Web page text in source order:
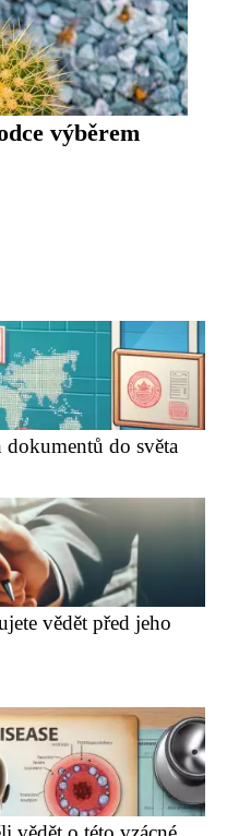
výběrem
dokumentů do světa
vědět před jeho